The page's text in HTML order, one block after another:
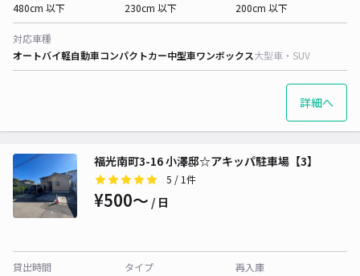
480cm 以下
230cm 以下
200cm 以下
対応車種
オートバイ軽自動車コンパクトカー中型車ワンボックス大型車・SUV
詳細へ
福光南町3-16 小澤邸☆アキッパ駐車場【3】
5 / 1件
¥500〜 / 日
貸出時間
タイプ
再入庫